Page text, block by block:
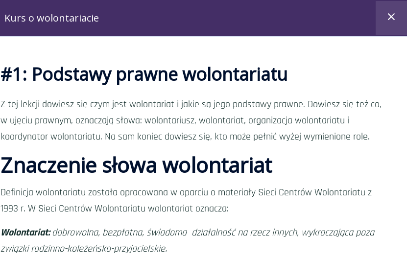
Aktualności Drużyny
Kurs o wolontariacie
#1: Podstawy prawne wolontariatu
Z tej lekcji dowiesz się czym jest wolontariat i jakie są jego podstawy prawne. Dowiesz się też co,
w ujęciu prawnym, oznaczają słowa: wolontariusz, wolontariat, organizacja wolontariatu i
koordynator wolontariatu. Na sam koniec dowiesz się, kto może pełnić wyżej wymienione role.
Znaczenie słowa wolontariat
Definicja wolontariatu została opracowana w oparciu o materiały Sieci Centrów Wolontariatu z
1993 r. W Sieci Centrów Wolontariatu wolontariat oznacza:
Wolontariat:dobrowolna, bezpłatna, świadoma działalność na rzecz innych, wykraczająca poza
związki rodzinno-koleżeńsko-przyjacielskie.